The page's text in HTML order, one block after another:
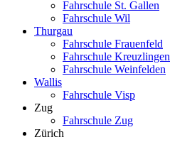
Fahrschule St. Gallen
Fahrschule Wil
Thurgau
Fahrschule Frauenfeld
Fahrschule Kreuzlingen
Fahrschule Weinfelden
Wallis
Fahrschule Visp
Zug
Fahrschule Zug
Zürich